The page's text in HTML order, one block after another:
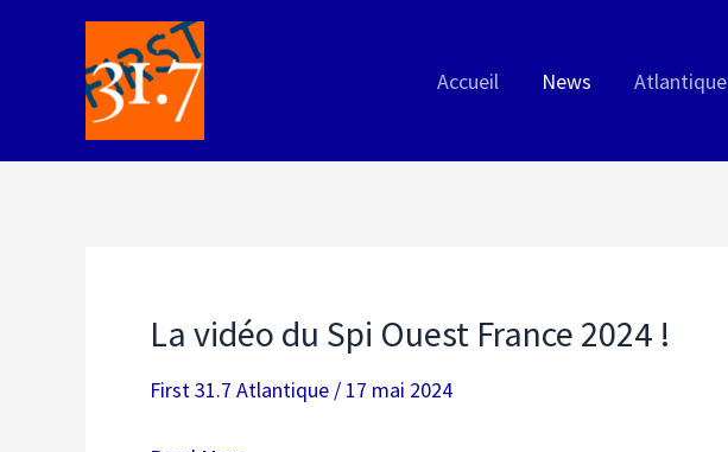
Accueil News Atlantique
La vidéo du Spi Ouest France 2024 !
First 31.7 Atlantique / 17 mai 2024